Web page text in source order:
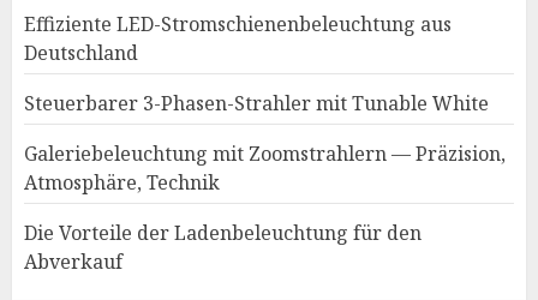
Effiziente LED-Stromschienenbeleuchtung aus
Deutschland
Steuerbarer 3-Phasen-Strahler mit Tunable White
Galeriebeleuchtung mit Zoomstrahlern — Präzision,
Atmosphäre, Technik
Die Vorteile der Ladenbeleuchtung für den
Abverkauf